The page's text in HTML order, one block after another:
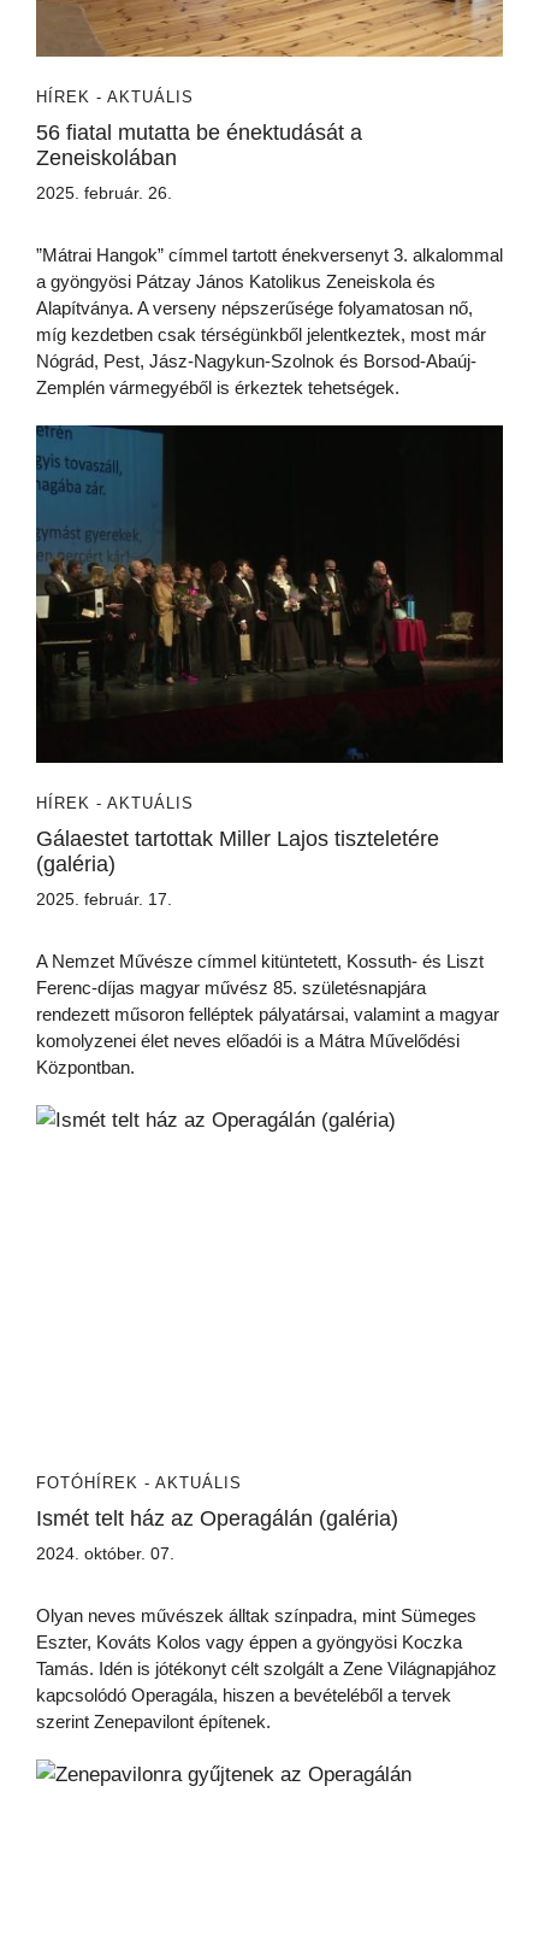
HÍREK - AKTUÁLIS
56 fiatal mutatta be énektudását a
Zeneiskolában
2025. február. 26.
”Mátrai Hangok” címmel tartott énekversenyt 3. alkalommal
a gyöngyösi Pátzay János Katolikus Zeneiskola és
Alapítványa. A verseny népszerűsége folyamatosan nő,
míg kezdetben csak térségünkből jelentkeztek, most már
Nógrád, Pest, Jász-Nagykun-Szolnok és Borsod-Abaúj-
Zemplén vármegyéből is érkeztek tehetségek.
HÍREK - AKTUÁLIS
Gálaestet tartottak Miller Lajos tiszteletére
(galéria)
2025. február. 17.
A Nemzet Művésze címmel kitüntetett, Kossuth- és Liszt
Ferenc-díjas magyar művész 85. születésnapjára
rendezett műsoron felléptek pályatársai, valamint a magyar
komolyzenei élet neves előadói is a Mátra Művelődési
Központban.
FOTÓ HÍREK - AKTUÁLIS
Ismét telt ház az Operagálán (galéria)
2024. október. 07.
Olyan neves művészek álltak színpadra, mint Sümeges
Eszter, Kováts Kolos vagy éppen a gyöngyösi Koczka
Tamás. Idén is jótékonyt célt szolgált a Zene Világnapjához
kapcsolódó Operagála, hiszen a bevételéből a tervek
szerint Zenepavilont építenek.